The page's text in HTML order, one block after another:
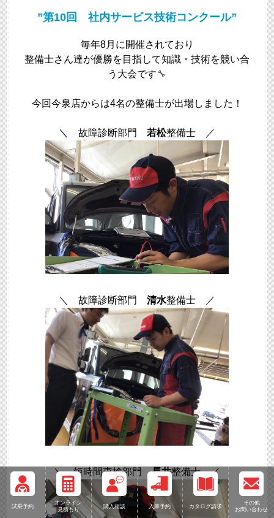
試乗予約
オンライン
見積もり
購入相談 入庫予約 カタログ請求
その他
お問い合わせ
”第10回 社内サービス技術コンクール”
毎年8月に開催されており
整備士さん達が優勝を目指して知識・技術を競い合
う大会です🔧
今回今泉店からは4名の整備士が出場しました！
＼ 故障診断部門 若松整備士 ／
＼ 故障診断部門 清水整備士 ／
＼ 短時間車検部門長井整備士 ／